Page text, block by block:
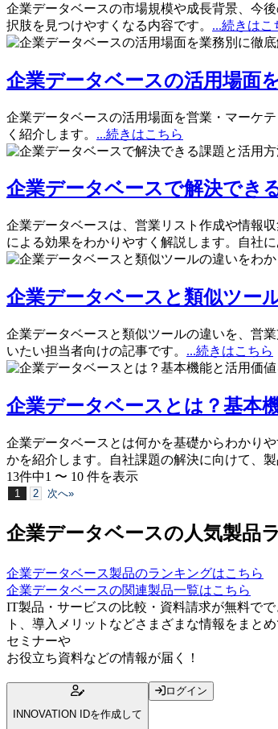
企業データベースの市場規模や成長背景、今
択肢を見つけやすくなる内容です。 ...続きはこ
企業データベースの活用場面
企業データベースの活用場面を営業・マーケ
く紹介します。 ...続きはこちら
企業データベースで解決でき
企業データベースは、営業リスト作成や情報
による効果をわかりやすく解説します。自社
企業データベースと類似ツー
企業データベースと類似ツールの違いを、営
いたい担当者向けの記事です。 ...続きはこちら
企業データベースとは？基本
企業データベースとは何かを基礎からわかり
かを紹介します。自社課題の解決に向けて、
13件中1 〜 10 件を表示
1 2 次へ»
企業データベースの人気製品
企業データベース製品のランキングはこちら
企業データベースの関連製品一覧はこちら
IT製品・サービスの比較・資料請求が無料で
ト、導入メリットなどさまざまな情報をまと
セミナーや
お役立ち資料などの情報が届く！
INNOVATION IDを作成して
ログイン